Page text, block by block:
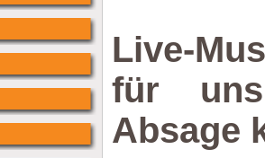
Live-
für
Absage